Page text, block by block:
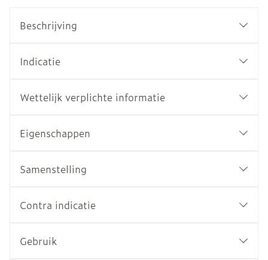
Beschrijving
Indicatie
Wettelijk verplichte informatie
Eigenschappen
Samenstelling
Contra indicatie
Gebruik